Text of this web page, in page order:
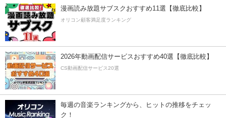
漫画読み放題サブスクおすすめ11選【徹底比較】
オリコン顧客満足度ランキング
2026年動画配信サービスおすすめ40選【徹底比較】
CS動画配信サービス20選
毎週の音楽ランキングから、ヒットの推移をチェッ
ク！